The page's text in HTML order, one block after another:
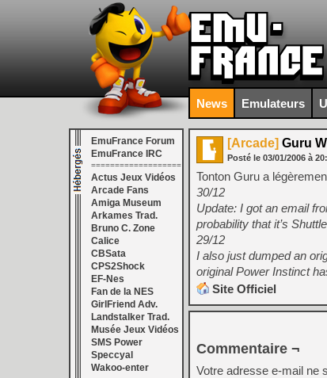
News Emulateurs
EmuFrance Forum
EmuFrance IRC
===================
Actus Jeux Vidéos
Arcade Fans
Amiga Museum
Arkames Trad.
Bruno C. Zone
Calice
CBSata
CPS2Shock
EF-Nes
Fan de la NES
GirlFriend Adv.
Landstalker Trad.
Musée Jeux Vidéos
SMS Power
Speccyal
Wakoo-enter
[Arcade] Guru
Posté le 03/01/2006 à
Tonton Guru a
30/12
Update: I got an email
probability that it’s
29/12
I also just dumped an
original Power Instinct
Site Officiel
Commentaire ¬
Votre adresse e-mail ne